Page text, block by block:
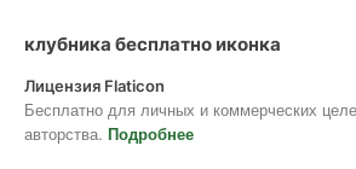
клубника бесплатно иконка
Лицензия Flaticon
Бесплатно для личных и коммерческих
авторства. Подробнее